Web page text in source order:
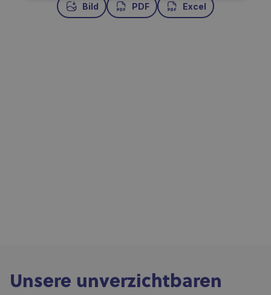
Bild PDF Excel
Unsere unverzichtbaren